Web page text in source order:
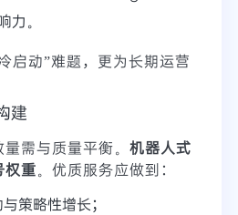
力。
启动”难题，更为长期运营
建
需与质量平衡。 机器人式
权重。优质服务应做到：
策略性增长；